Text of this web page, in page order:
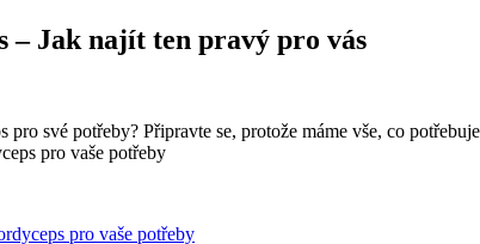
– Jak najít ten pravý pro vás
pro své potřeby? Připravte se, protože máme vše, co
pro vaše potřeby